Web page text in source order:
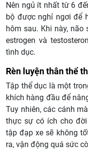
Nên ngủ ít nhất từ ​​6
bộ được nghỉ ngơi để
hôm sau. Khi này,
estrogen và
tình dục.
Rèn luyện thân thể
Tập thể dục là một
khích hàng đầu để
Tuy nhiên, các cánh
thực sự có ích cho
tập đạp xe sẽ không
ra, vận động quá sức